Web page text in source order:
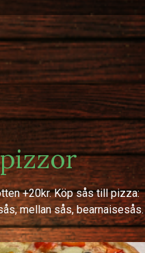
+20kr. Köp sås till pizza:
mellan sås, bearnaisesås.